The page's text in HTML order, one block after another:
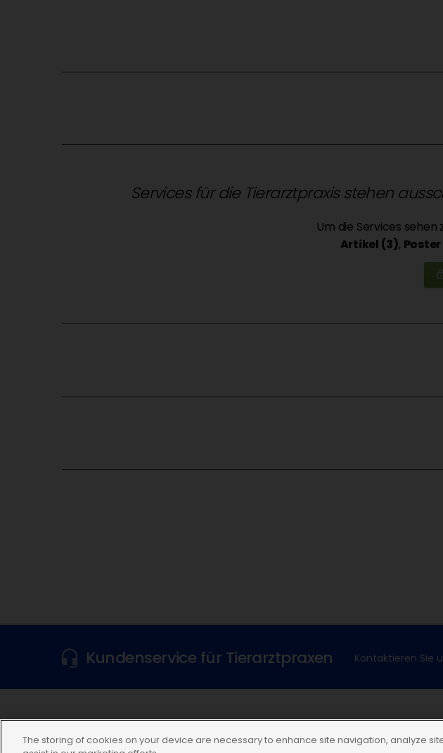
Services für die Tierarztpraxis stehen
Um die Services
Artikel (3),
Kundenservice für Tierarztpraxen Kontaktieren Sie
The storing of cookies on your device are necessary to enhance site navigation, analyze